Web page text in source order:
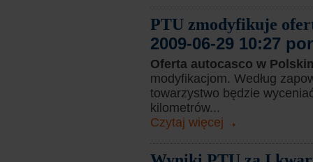
PTU zmodyfikuje
2009-06-29 10:27
Oferta autocasco w
modyfikacjom. Według
towarzystwo będzie
kilometrów...
Czytaj więcej